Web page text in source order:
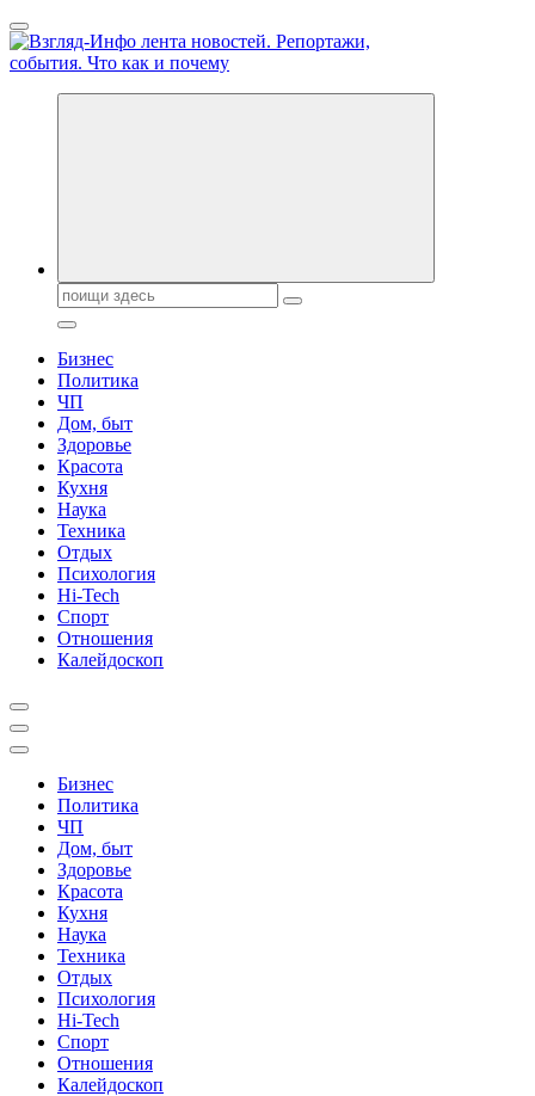
Перейти
к
содержанию
Обо всем и обо всех, что зачем и почему. Новости политики,
Поиск:
Бизнес
Политика
ЧП
Дом, быт
Здоровье
Красота
Кухня
Наука
Техника
Отдых
Психология
Hi-Tech
Спорт
Отношения
Калейдоскоп
Бизнес
Политика
ЧП
Дом, быт
Здоровье
Красота
Кухня
Наука
Техника
Отдых
Психология
Hi-Tech
Спорт
Отношения
Калейдоскоп